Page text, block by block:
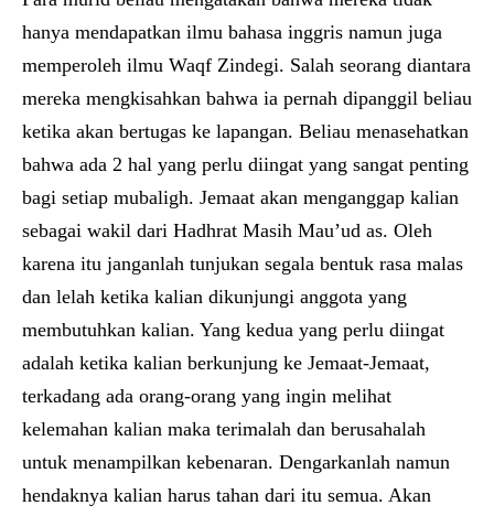
hanya mendapatkan ilmu bahasa inggris namun juga
memperoleh ilmu Waqf Zindegi. Salah seorang diantara
mereka mengkisahkan bahwa ia pernah dipanggil beliau
ketika akan bertugas ke lapangan. Beliau menasehatkan
bahwa ada 2 hal yang perlu diingat yang sangat penting
bagi setiap mubaligh. Jemaat akan menganggap kalian
sebagai wakil dari Hadhrat Masih Mau’ud as. Oleh
karena itu janganlah tunjukan segala bentuk rasa malas
dan lelah ketika kalian dikunjungi anggota yang
membutuhkan kalian. Yang kedua yang perlu diingat
adalah ketika kalian berkunjung ke Jemaat-Jemaat,
terkadang ada orang-orang yang ingin melihat
kelemahan kalian maka terimalah dan berusahalah
untuk menampilkan kebenaran. Dengarkanlah namun
hendaknya kalian harus tahan dari itu semua. Akan